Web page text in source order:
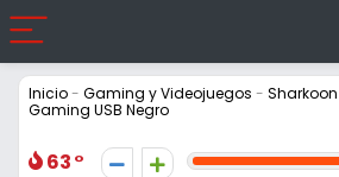
Inicio- Gaming y Videojuegos -
Gaming USB Negro
63